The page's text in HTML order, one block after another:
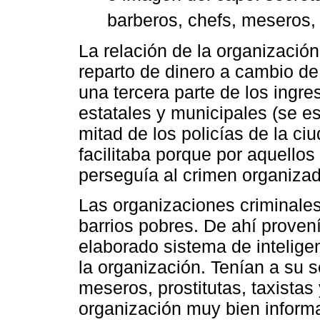
barberos, chefs,
La relación de la
reparto de dinero a cambio
una tercera parte de los
estatales y municipales (se
mitad de los policías de la
facilitaba porque por
perseguía al crimen
Las organizaciones
barrios pobres. De ahí
elaborado sistema de
la organización. Tenían a su
meseros, prostitutas,
organización muy bien